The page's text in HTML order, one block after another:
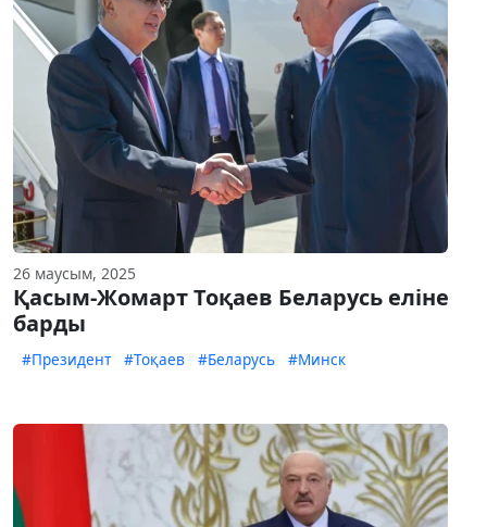
26 маусым, 2025
Қасым-Жомарт Тоқаев Беларусь еліне
барды
#Президент #Тоқаев #Беларусь #Минск